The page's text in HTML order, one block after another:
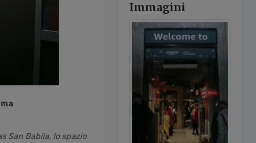
San Babila, lo spazio
Immagini